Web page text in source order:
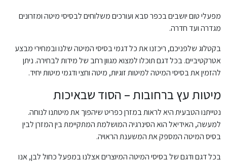
מפעלי טום יושבים בכפר סבא ועורכים משלוחים לבסיסי מיטה ומזרונים
מגדרה ועד חדרה.
בקטלוג שלפניכם, ריכזנו את כל דגמי בסיסי המיטה שלנו ובמחירי מבצע
אטרקטיביים. בכל דגם תוכלו למצוא מגוון רחב של מידות לבחירה. ניתן
להזמין את בסיסי המיטה למיטות זוגיות, מיטה וחצי ודגמי מיטות יחיד.
מיטות עץ ברחובות – הסוד שבאיכות
נטייתנו הטבעית היא לראות במזרן כפריט שיהפוך את מיטתנו לנוחה.
למעשה, האידיאל הוא הסינרגיה המושלמת המתקיימת בין המזרן לבין
בסיס המיטה המספק את המשענת הראויה.
בכל דגם ודגם של בסיסי המיטה המיוצרים אצלנו במפעל כחול לבן, אנו